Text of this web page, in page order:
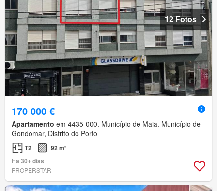
12 Fotos
170 000 €
Apartamento em 4435-000, Município de Maia, Município de
Gondomar, Distrito do Porto
T2
92 m²
Há 30+ dias
PROPERSTAR